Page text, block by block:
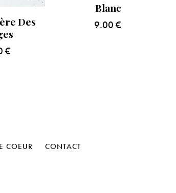
Des
€
Blanc
9.00 €
COEUR CONTACT